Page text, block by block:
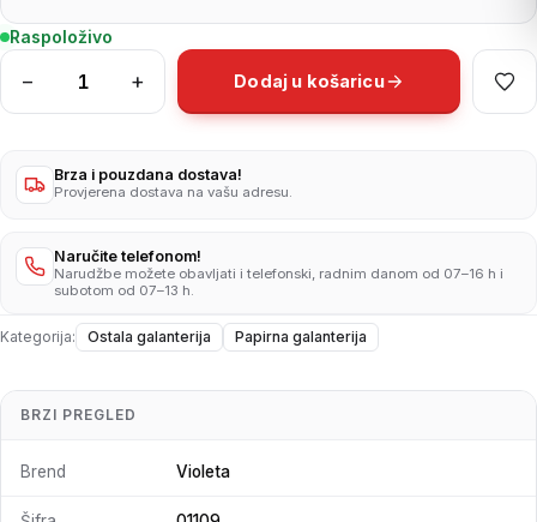
Raspoloživo
−
PAPIRNATI
RUCNICI
LISTICIMA
15x200
HIGI
količina
+ Dodaj u košaricu
Brza i pouzdana dostava!
Provjerena dostava na vašu adresu.
Naručite telefonom!
Narudžbe možete obavljati i telefonski, radnim danom od 07–16 h i
subotom od 07–13 h.
Kategorija: Ostala galanterija Papirna galanterija
BRZI PREGLED
Brend Violeta